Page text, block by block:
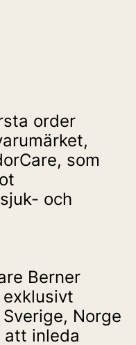
order
som
och
Berner
Norge
att inleda